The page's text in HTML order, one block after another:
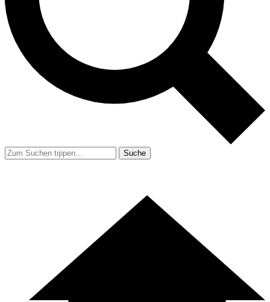
Suche